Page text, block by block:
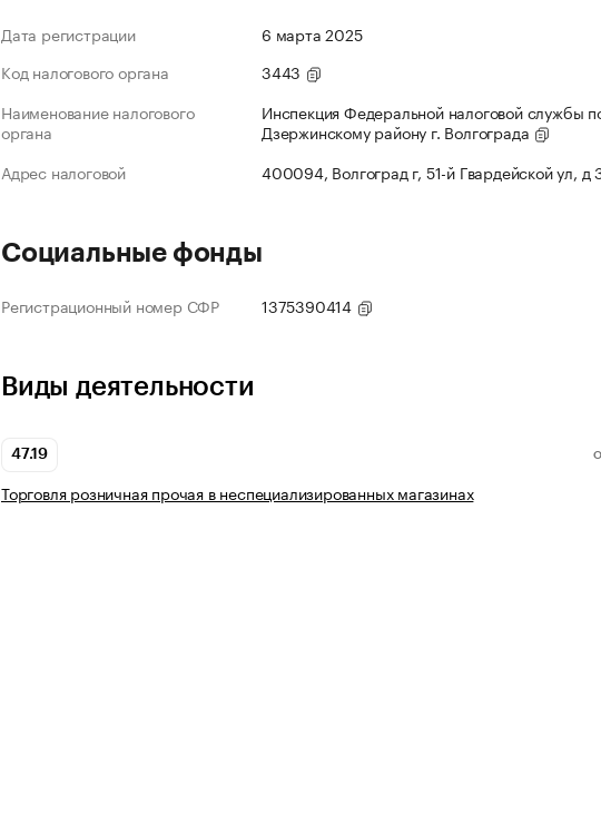
Дата регистрации
6 марта 2025
Код налогового органа
3443
Наименование налогового
органа
Инспекция Федеральной налоговой службы
Дзержинскому району г. Волгограда
Адрес налоговой
400094, Волгоград г, 51-й Гвардейской ул, д
Социальные фонды
Регистрационный номер СФР 1375390414
Виды деятельности
47.19
Торговля розничная прочая в неспециализированных магазинах